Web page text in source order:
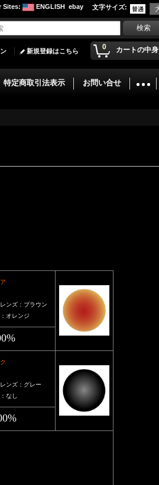
文字サイズ:
Sites: ENGLISH ebay
0 カートの中身
新規登録はこちら
特定商取引法表示 お問い合せ
ンズ：ブラウン
オレンジ
ンズ：グレー
なし